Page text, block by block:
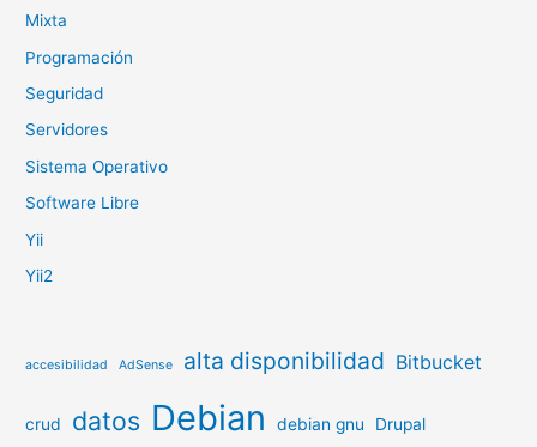
Mixta
Programación
Seguridad
Servidores
Sistema Operativo
Software Libre
Yii
Yii2
accesibilidad AdSense alta disponibilidad Bitbucket
crud datos Debian debian gnu Drupal